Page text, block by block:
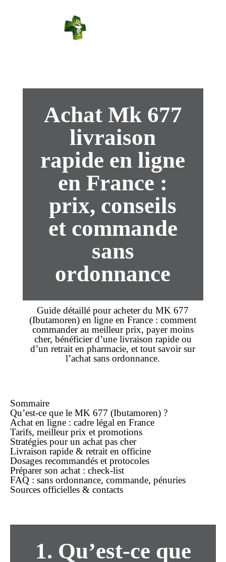
Achat Mk 677
livraison
rapide en ligne
en France :
prix, conseils
et commande
sans
ordonnance
Guide détaillé pour acheter duMK 677
(Ibutamoren) enligne en France : comment
commanderau meilleur prix, payermoins
cher, bénéficier d’une livraison rapideou
d’un retrait en pharmacie, et tout savoir sur
l’achat sans ordonnance.
Sommaire
Qu’est-ce que le MK 677 (Ibutamoren) ?
Achat en ligne : cadre légal en France
Tarifs, meilleur prix et promotions
Stratégies pour un achat pas cher
Livraison rapide & retrait en officine
Dosages recommandés et protocoles
Préparer son achat : check-list
FAQ : sans ordonnance, commande, pénuries
Sources officielles & contacts
1. Qu’est-ce que